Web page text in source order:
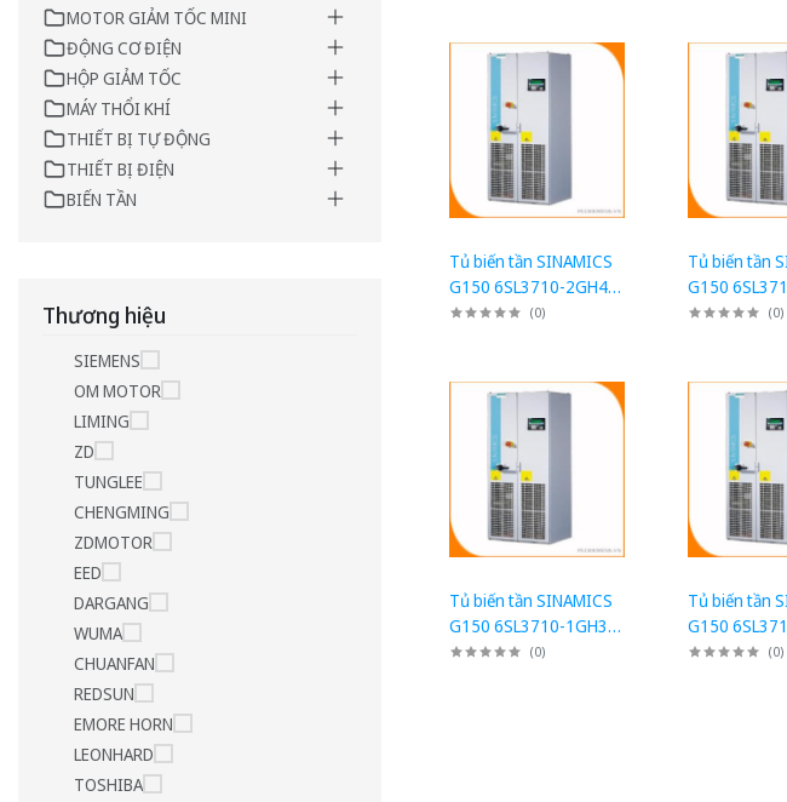
MOTOR GIẢM TỐC MINI
ĐỘNG CƠ ĐIỆN
HỘP GIẢM TỐC
MÁY THỔI KHÍ
THIẾT BỊ TỰ ĐỘNG
THIẾT BỊ ĐIỆN
BIẾN TẦN
Thương hiệu
SIEMENS
OM MOTOR
LIMING
ZD
TUNGLEE
CHENGMING
ZDMOTOR
EED
DARGANG
WUMA
CHUANFAN
REDSUN
EMORE HORN
LEONHARD
TOSHIBA
Tủ biến tần SINAMICS
G150 6SL3710-2GH41-
1AA3: Tủ chuyển đổi
(0)
Tủ biến tần
G150
5AA3: Tủ
(0)
Tủ biến tần SINAMICS
G150 6SL3710-1GH31-
0CA3: Tủ chuyển đổi
(0)
Tủ biến tần
G150
2CA3: Tủ
(0)